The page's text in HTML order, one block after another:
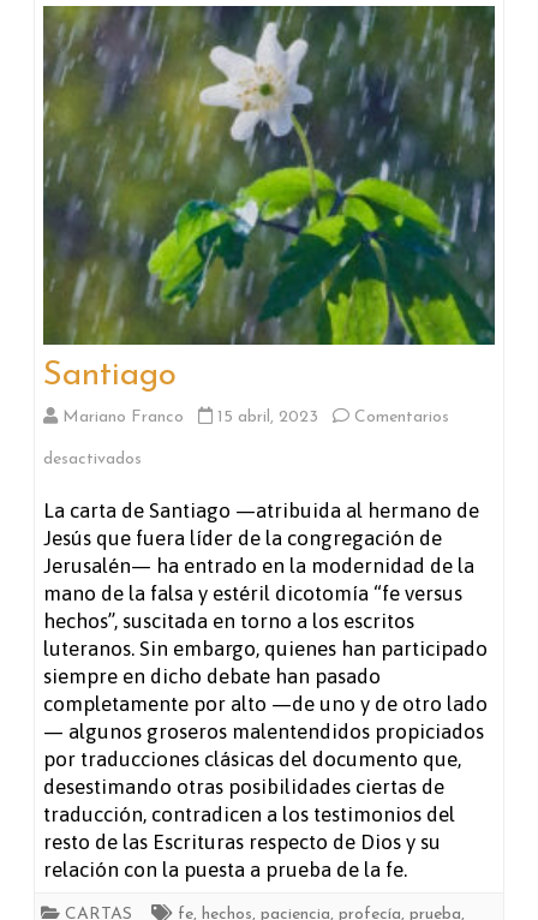
Santiago
Mariano Franco 15 abril, 2023 Comentarios
desactivados
Santiago
La carta de Santiago —atribuida al hermano de
Jesús que fuera líder de la congregación de
Jerusalén— ha entrado en la modernidad de la
mano de la falsa y estéril dicotomía “fe versus
hechos”, suscitada en torno a los escritos
luteranos. Sin embargo, quienes han participado
siempre en dicho debate han pasado
completamente por alto —de uno y de otro lado
— algunos groseros malentendidos propiciados
por traducciones clásicas del documento que,
desestimando otras posibilidades ciertas de
traducción, contradicen a los testimonios del
resto de las Escrituras respecto de Dios y su
relación con la puesta a prueba de la fe.
CARTAS fe, hechos, paciencia, profecía, prueba,